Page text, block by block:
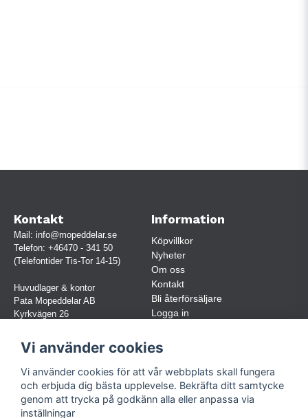
Kontakt
Mail: info@mopeddelar.se
Telefon: +46470 - 341 50
(Telefontider Tis-Tor 14-15)
Huvudlager & kontor
Pata Mopeddelar AB
Kyrkvägen 26
(OBS. Endast förbokade besök)
Org.nr:
559030-5248
Jur. namn: Pata Mopeddelar AB
Information
Köpvillkor
Nyheter
Om oss
Kontakt
Bli återförsäljare
Logga in
Vi använder cookies
Vi använder cookies för att vår webbplats skall fungera
och erbjuda dig bästa upplevelse. Bekräfta ditt samtycke
genom att trycka på godkänn alla eller anpassa via
inställningar